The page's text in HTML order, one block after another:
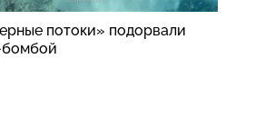
потоки» подорвали
бомбой